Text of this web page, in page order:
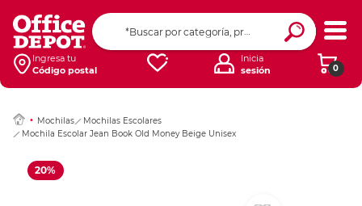
Ingresa tu
Código postal
0
Inicia
sesión
Mochilas
Mochilas Escolares
Mochila Escolar Jean Book Old Money Beige Unisex
20%
Ingresar Codigo